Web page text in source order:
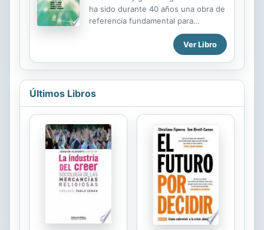
pautas y modelos para establecer un
diagnóstico diferencial y selección
de pruebas diagnósticas
complementarias, clasificación de
fluidos su empleo y monitorización y
las enfermedades infecciosas en el
ha sido durante 40 años una obra de
referencia fundamental para
residentes y médicos de estas
especialidades. En esta décima
edición se han revisado y
reorganizado por completo los
contenidos a fin de proporcionar una
guía completa y fiable de la práctica
ginecología. Se ha añadido un
apartado sobre uroginecología y
nuevos capítulos sobre mortinalidad
y trastornos psicológicos durante el
embarazo y el puerperio. La
presente obra incluye casos clínicos,
resúmenes de conceptos básicos al
principio de cada...
Ver Libro
Últimos Libros